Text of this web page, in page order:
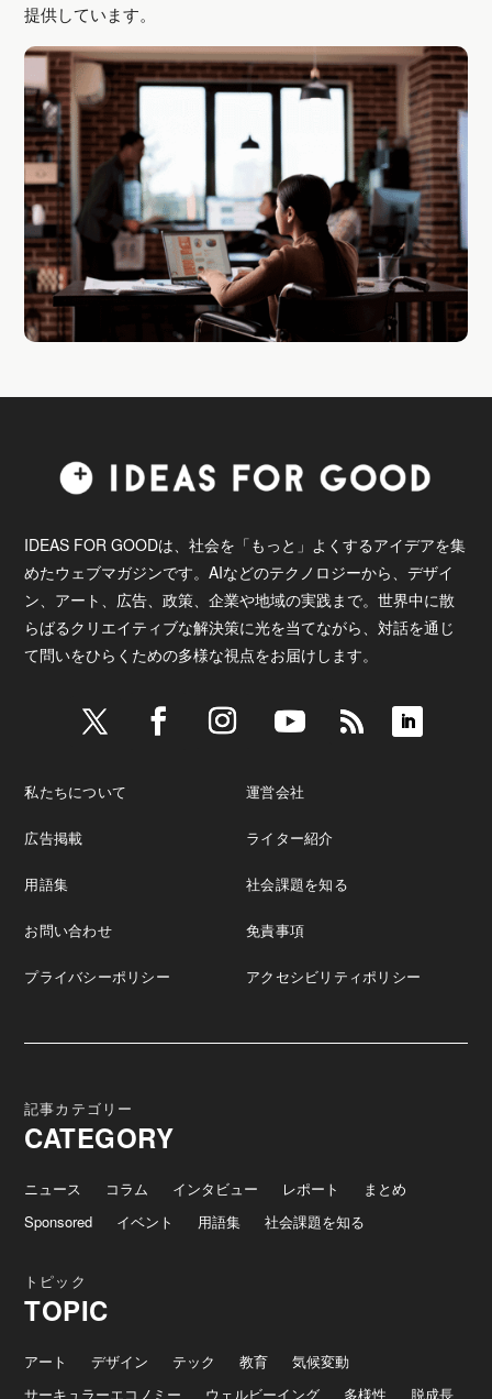
提供しています。
IDEAS FOR GOODは、社会を「もっと」よくするアイデアを集
めたウェブマガジンです。AIなどのテクノロジーから、デザイ
ン、アート、広告、政策、企業や地域の実践まで。世界中に散
らばるクリエイティブな解決策に光を当てながら、対話を通じ
て問いをひらくための多様な視点をお届けします。
私たちについて
広告掲載
用語集
お問い合わせ
プライバシーポリシー
運営会社
ライター紹介
社会課題を知る
免責事項
アクセシビリティポリシー
記事カテゴリー
CATEGORY
ニュース コラム インタビュー レポート
まとめ
Sponsored
イベント 用語集 社会課題を知る
トピック
TOPIC
アート デザイン テック 教育
気候変動
サーキュラーエコノミー
ウェルビーイング 多様性 脱成長